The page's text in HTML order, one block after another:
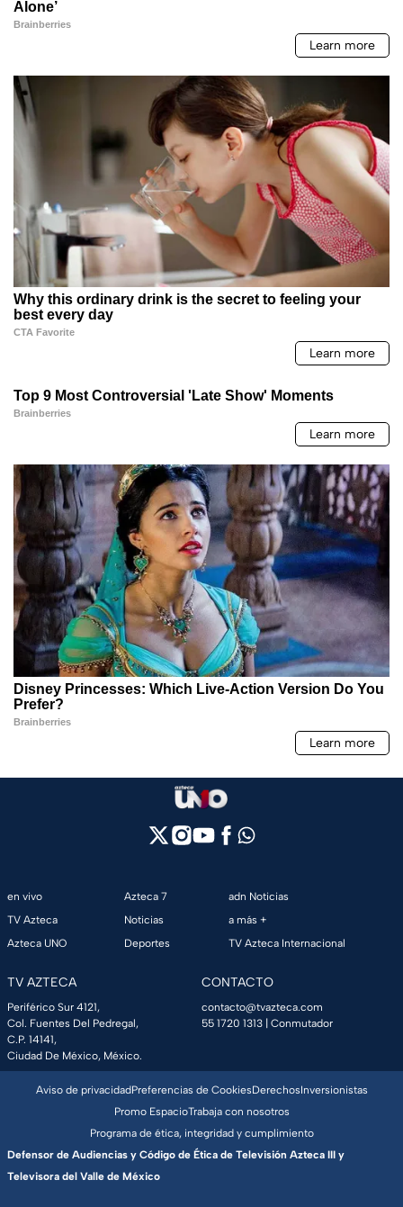
en vivo
TV Azteca
Azteca UNO
Azteca 7
Noticias
Deportes
adn Noticias
a más +
TV Azteca Internacional
TV AZTECA
Periférico Sur 4121,
Col. Fuentes Del Pedregal,
C.P. 14141,
Ciudad De México, México.
CONTACTO
contacto@tvazteca.com
55 1720 1313 | Conmutador
Aviso de privacidadPreferencias de CookiesDerechosInversionistas
Promo EspacioTrabaja con nosotros
Programa de ética, integridad y cumplimiento
Defensor de Audiencias y Código de Ética de Televisión Azteca III y
Televisora del Valle de México